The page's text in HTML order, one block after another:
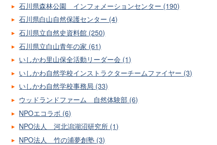
石川県森林公園 インフォメーションセンター (190)
石川県白山自然保護センター (4)
石川県立自然史資料館 (250)
石川県立白山青年の家 (61)
いしかわ里山保全活動リーダー会 (1)
いしかわ自然学校インストラクターチームファイヤー (3)
いしかわ自然学校事務局 (33)
ウッドランドファーム 自然体験部 (6)
NPOエコラボ (6)
NPO法人 河北潟湖沼研究所 (1)
NPO法人 竹の浦夢創塾 (3)